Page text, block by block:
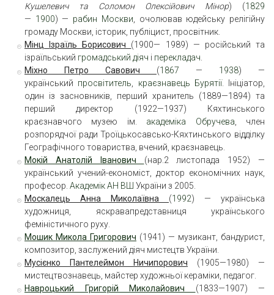
Кушелевич та Соломон Олексійович Мінор) (1829
— 1900) — рабин Москви , очолював юдейську релігійну
громаду Москви, історик, публіцист, просвітник.
Мінц
Ізраїль Борисович (1900— 1989) — російський та
ізраїльський громадський діяч і перекладач
Міхно
Петро Савович (1867 — 1938) —
український просвітитель краєзнавець Бурятії. Ініціатор,
один із засновників, перший хранитель (1889—1894) та
перший директор (1922—1937) Кяхтинського
краєзнавчого музею ім. академіка Обручева , член
розпорядчої ради Троїцькосавсько-Кяхтинського відділку
Географічного товариства, вчений, краєзнавець.
Мокій Анатолій Іванович (нар.2 листопада 1952) —
український учений-економіст, доктор економічних наук,
професор. Академік АН ВШ
України з 2005.
Москалець Анна Миколаївна (1992) — українська
художниця, яскравапредставниця українського
феміністичного руху.
Мошик Микола Григорович (1941) — музикант, бандурист,
композитор, заслужений діяч мистецтв України.
Мусієнко Пантелеймон Ничипорович (1905—1980) —
мистецтвознавець, майстер художньої кераміки, педагог.
Навроцький Григорій Миколайович (1833—1907) —